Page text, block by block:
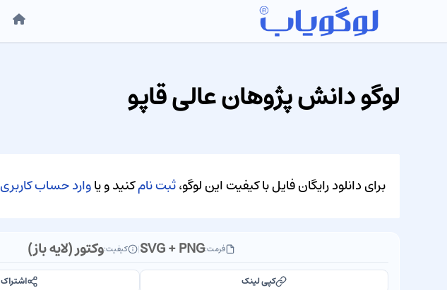
خانه
لوگو دانش پژوهان عالی قاپو
برای دانلود رایگان فایل با کیفیت این لوگو،ثبت نامکنید و یاوارد حساب کاربری
فرمت:SVG + PNG
| کیفیت:وکتور (لایه باز)
کپی لینک اشتراک